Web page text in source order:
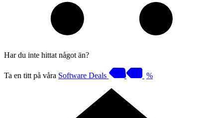
Har du inte hittat något än?
Ta en titt på våra Software Deals %